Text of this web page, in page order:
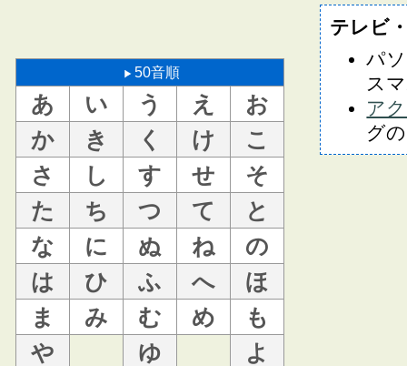
50音順
あ い う え
お
か
き く け
こ
さ
し す せ
そ
た
ち つ て
と
な
に ぬ ね
の
は
ひ ふ へ
ほ
ま
み む め
も
や
ゆ
よ
テレビ
パ
ス
ア
グ